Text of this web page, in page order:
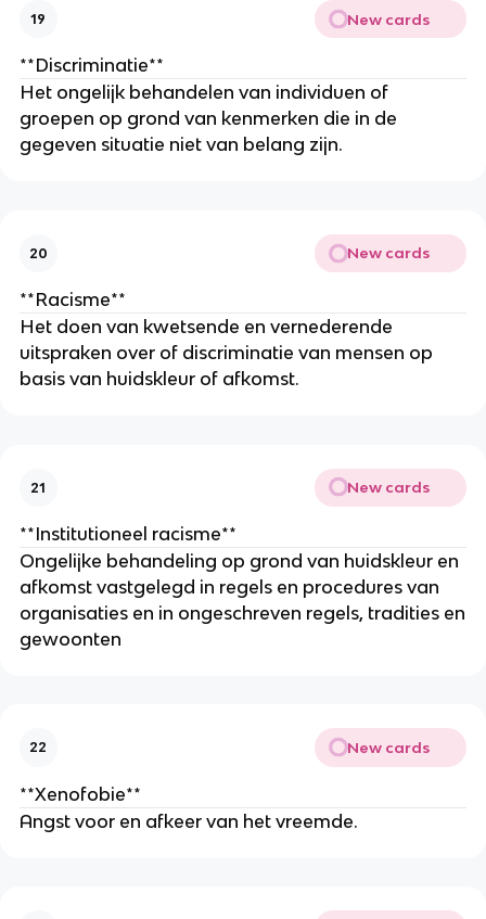
19 New cards
**Discriminatie**
Het ongelijk behandelen van individuen of
groepen op grond van kenmerken die in de
gegeven situatie niet van belang zijn.
20 New cards
**Racisme**
Het doen van kwetsende en vernederende
uitspraken over of discriminatie van mensen op
basis van huidskleur of afkomst.
21 New cards
**Institutioneel racisme**
Ongelijke behandeling op grond van huidskleur en
afkomst vastgelegd in regels en procedures van
organisaties en in ongeschreven regels, tradities en
gewoonten
22 New cards
**Xenofobie**
Angst voor en afkeer van het vreemde.